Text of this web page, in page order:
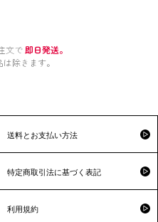
文で 即日発送。
除きます。
送料とお支払い方法
特定商取引法に基づく表記
利用規約